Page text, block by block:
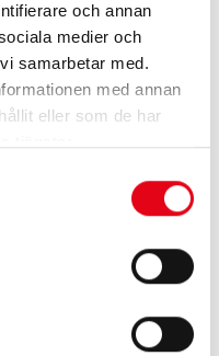
och annan
medier och
samarbetar med.
med annan
eller som de har
krexkl. moms